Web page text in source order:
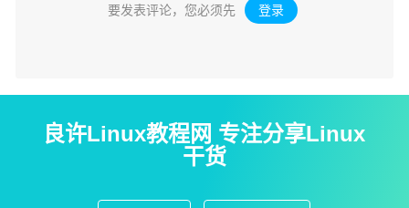
要发表评论，您必须先 登录 。
良许Linux教程网 专注分享Linux
干货